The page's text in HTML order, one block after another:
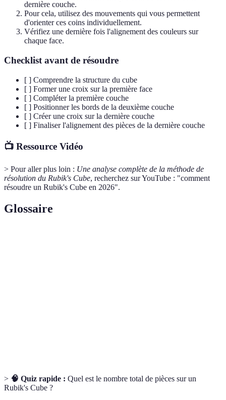
dernière couche.
Pour cela, utilisez des mouvements qui vous permettent
d'orienter ces coins individuellement.
Vérifiez une dernière fois l'alignement des couleurs sur
chaque face.
Checklist avant de résoudre
[ ] Comprendre la structure du cube
[ ] Former une croix sur la première face
[ ] Compléter la première couche
[ ] Positionner les bords de la deuxième couche
[ ] Créer une croix sur la dernière couche
[ ] Finaliser l'alignement des pièces de la dernière couche
📺 Ressource Vidéo
> Pour aller plus loin : Une analyse complète de la méthode de
résolution du Rubik's Cube, recherchez sur YouTube : "comment
résoudre un Rubik's Cube en 2026".
Glossaire
> 🧠 Quiz rapide : Quel est le nombre total de pièces sur un
Rubik's Cube ?